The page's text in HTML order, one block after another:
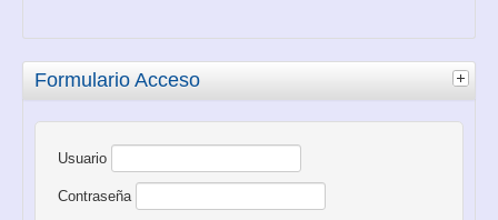
Formulario Acceso
Usuario
Contraseña